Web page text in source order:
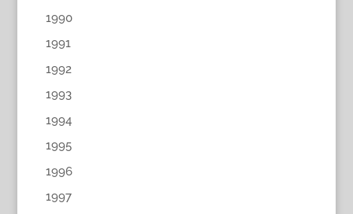
1990
1991
1992
1993
1994
1995
1996
1997